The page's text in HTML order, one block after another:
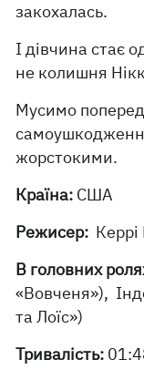
закохалась.
І дівчина стає
не колишня
Мусимо
жорстокими.
Країна: США
Режисер:
В головних
«Вовченя»),
та Лоїс»)
Тривалість: